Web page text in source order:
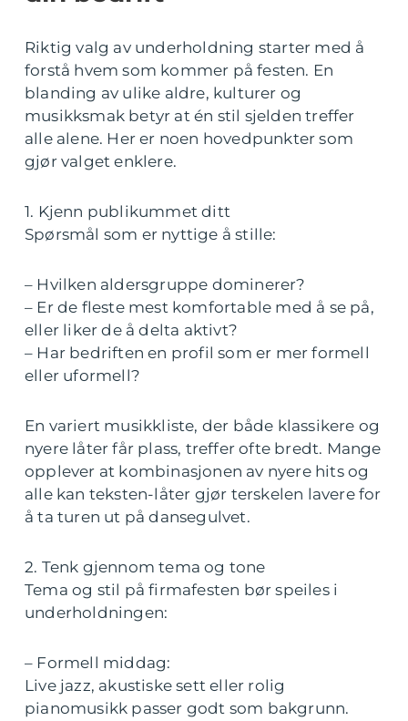
Riktig valg av underholdning starter med å
forstå hvem som kommer på festen. En
blanding av ulike aldre, kulturer og
musikksmak betyr at én stil sjelden treffer
alle alene. Her er noen hovedpunkter som
gjør valget enklere.
1. Kjenn publikummet ditt
Spørsmål som er nyttige å stille:
– Hvilken aldersgruppe dominerer?
– Er de fleste mest komfortable med å se på,
eller liker de å delta aktivt?
– Har bedriften en profil som er mer formell
eller uformell?
En variert musikkliste, der både klassikere og
nyere låter får plass, treffer ofte bredt. Mange
opplever at kombinasjonen av nyere hits og
alle kan teksten-låter gjør terskelen lavere for
å ta turen ut på dansegulvet.
2. Tenk gjennom tema og tone
Tema og stil på firmafesten bør speiles i
underholdningen:
– Formell middag:
Live jazz, akustiske sett eller rolig
pianomusikk passer godt som bakgrunn.